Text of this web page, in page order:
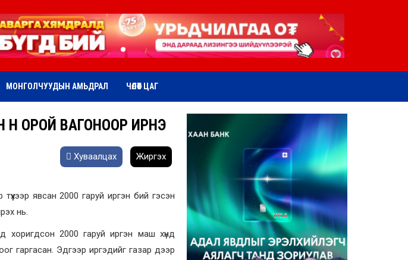
МОНГОЛЧУУДЫН АМЬДРАЛ ЧӨЛӨӨТ ЦАГ
ОРОЙ ВАГОНООР ИРНЭ
Хуваалцах Жиргэх
явсан 2000 гаруй иргэн бий гэсэн
нь.
хоригдсон 2000 гаруй иргэн маш хүнд
гаргасан. Эдгээр иргэдийг газар дээр